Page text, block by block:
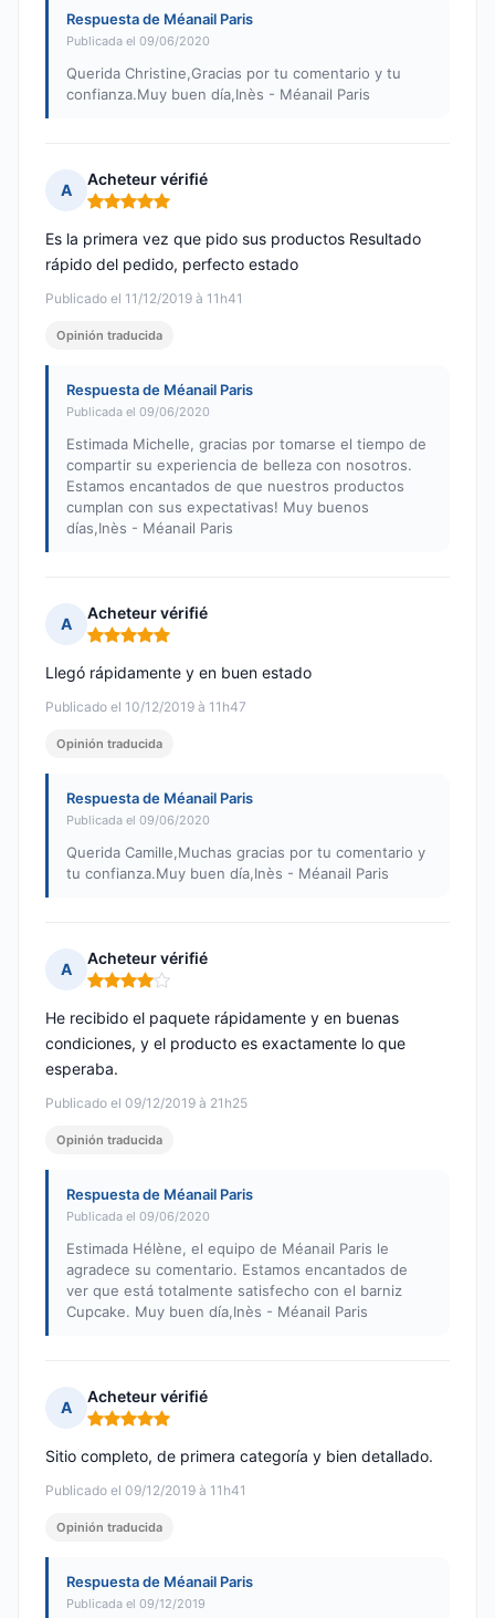
Respuesta de Méanail Paris
Publicada el 09/06/2020
Querida Christine,Gracias por tu comentario y tu
confianza.Muy buen día,Inès - Méanail Paris
A
Acheteur vérifié
Nota: 5 de 5
Publicado el 11/12/2019 à 11h41
Es la primera vez que pido sus productos Resultado
rápido del pedido, perfecto estado
Opinión traducida
Respuesta de Méanail Paris
Publicada el 09/06/2020
Estimada Michelle, gracias por tomarse el tiempo de
compartir su experiencia de belleza con nosotros.
Estamos encantados de que nuestros productos
cumplan con sus expectativas! Muy buenos
días,Inès - Méanail Paris
A
Acheteur vérifié
Nota: 5 de 5
Publicado el 10/12/2019 à 11h47
Llegó rápidamente y en buen estado
Opinión traducida
Respuesta de Méanail Paris
Publicada el 09/06/2020
Querida Camille,Muchas gracias por tu comentario y
tu confianza.Muy buen día,Inès - Méanail Paris
A
Acheteur vérifié
Nota: 4 de 5
Publicado el 09/12/2019 à 21h25
He recibido el paquete rápidamente y en buenas
condiciones, y el producto es exactamente lo que
esperaba.
Opinión traducida
Respuesta de Méanail Paris
Publicada el 09/06/2020
Estimada Hélène, el equipo de Méanail Paris le
agradece su comentario. Estamos encantados de
ver que está totalmente satisfecho con el barniz
Cupcake. Muy buen día,Inès - Méanail Paris
A
Acheteur vérifié
Nota: 5 de 5
Publicado el 09/12/2019 à 11h41
Sitio completo, de primera categoría y bien detallado.
Opinión traducida
Respuesta de Méanail Paris
Publicada el 09/12/2019